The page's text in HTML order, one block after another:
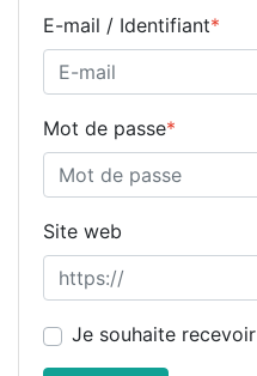
E-mail / Identifiant*
Mot de passe*
Site web
Je souhaite